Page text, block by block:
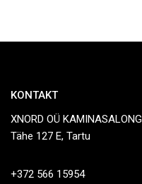
KONTAKT
XNORD OÜ KAMINASALONG
Tähe 127 E, Tartu
+372 566 15954